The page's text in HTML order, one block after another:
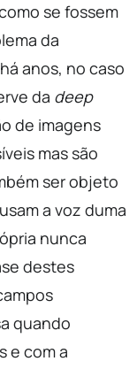
se fossem
da
anos, no caso
da deep
de imagens
mas são
ser objeto
a voz duma
nunca
destes
quando
e com a